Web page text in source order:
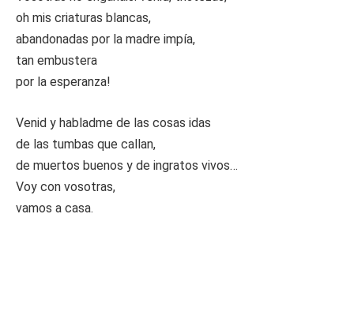
oh mis criaturas blancas,
abandonadas por la madre impía,
tan embustera
por la esperanza!
Venid y habladme de las cosas idas
de las tumbas que callan,
de muertos buenos y de ingratos vivos…
Voy con vosotras,
vamos a casa.